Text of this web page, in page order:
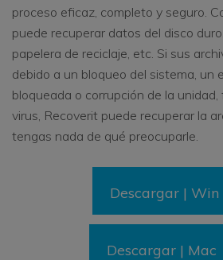
proceso eficaz, completo y seguro.
puede recuperar datos del disco
papelera de reciclaje, etc. Si sus
debido a un bloqueo del sistema, un
bloqueada o corrupción de la
virus, Recoverit puede recuperar la
tengas nada de qué preocuparle.
Descargar | Win
Descargar | Mac